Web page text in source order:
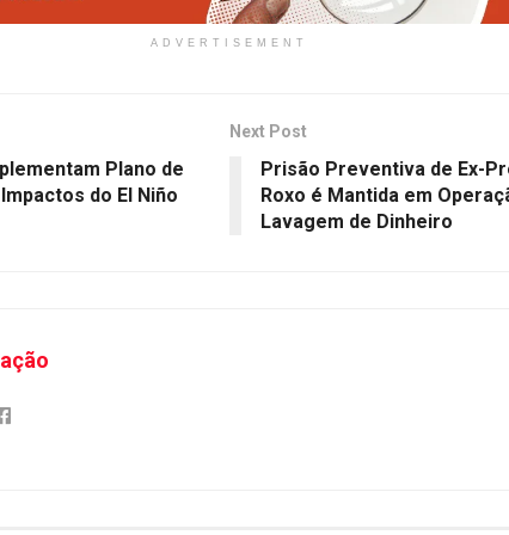
ADVERTISEMENT
Plano de
do El Niño
Next Post
Prisão Preventiva de Ex-
Roxo é Mantida em
Lavagem de Dinheiro